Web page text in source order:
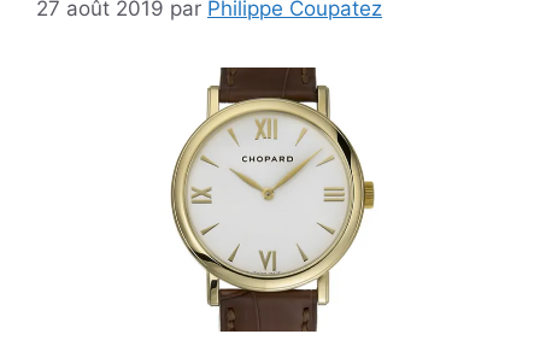
27 août 2019 par Philippe Coupatez